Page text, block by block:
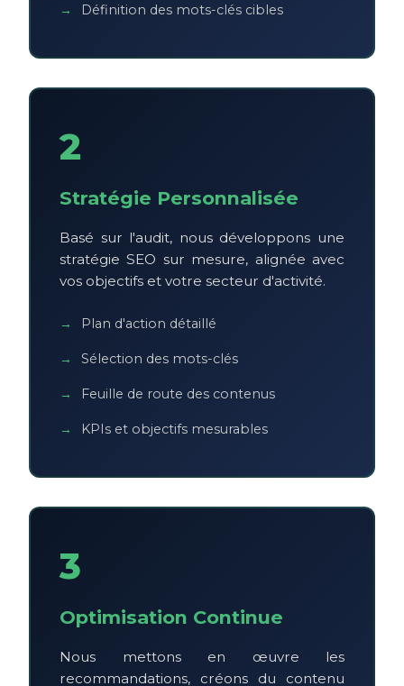
Définition des mots-clés cibles
2
Stratégie Personnalisée
Basé sur l'audit, nous développons une
stratégie SEO sur mesure, alignée avec
vos objectifs et votre secteur d'activité.
Plan d'action détaillé
Sélection des mots-clés
Feuille de route des contenus
KPIs et objectifs mesurables
3
Optimisation Continue
Nous mettons en œuvre les
recommandations, créons du contenu